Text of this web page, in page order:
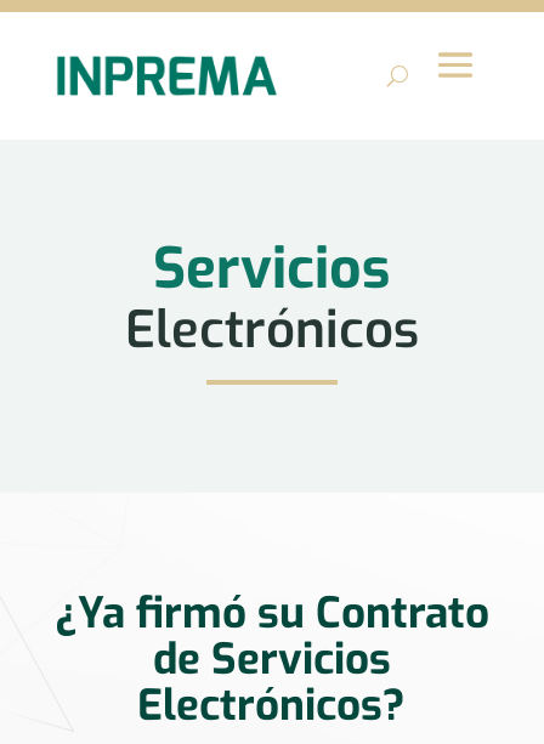
Servicios
Electrónicos
¿Ya firmó su Contrato
de Servicios
Electrónicos?